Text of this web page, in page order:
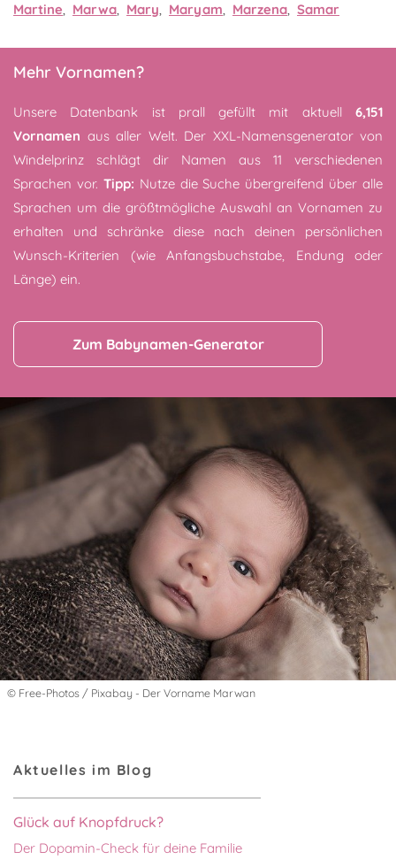
Martine, Marwa, Mary, Maryam, Marzena, Samar
Mehr Vornamen?
Unsere Datenbank ist prall gefüllt mit aktuell 6,151
Vornamen aus aller Welt. Der XXL-Namensgenerator von
Windelprinz schlägt dir Namen aus 11 verschiedenen
Sprachen vor. Tipp: Nutze die Suche übergreifend über alle
Sprachen um die größtmögliche Auswahl an Vornamen zu
erhalten und schränke diese nach deinen persönlichen
Wunsch-Kriterien (wie Anfangsbuchstabe, Endung oder
Länge) ein.
Zum Babynamen-Generator
© Free-Photos / Pixabay - Der Vorname Marwan
Aktuelles im Blog
Glück auf Knopfdruck?
Der Dopamin-Check für deine Familie